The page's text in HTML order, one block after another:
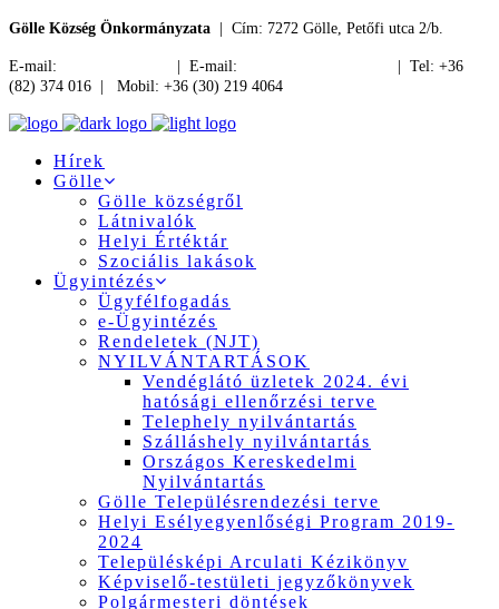
Gölle Község Önkormányzata | Cím: 7272 Gölle, Petőfi utca 2/b.
E-mail: | E-mail:
| Tel: +36
(82) 374 016 | Mobil: +36 (30) 219 4064
Hírek
Gölle
Gölle községről
Látnivalók
Helyi Értéktár
Szociális lakások
Ügyintézés
Ügyfélfogadás
e-Ügyintézés
Rendeletek (NJT)
NYILVÁNTARTÁSOK
Vendéglátó üzletek 2024. évi
hatósági ellenőrzési terve
Telephely nyilvántartás
Szálláshely nyilvántartás
Országos Kereskedelmi
Nyilvántartás
Gölle Településrendezési terve
Helyi Esélyegyenlőségi Program 2019-
2024
Településképi Arculati Kézikönyv
Képviselő-testületi jegyzőkönyvek
Polgármesteri döntések